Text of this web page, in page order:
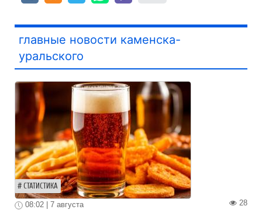
главные новости каменска-
уральского
СТАТИСТИКА
28
08:02 | 7 августа